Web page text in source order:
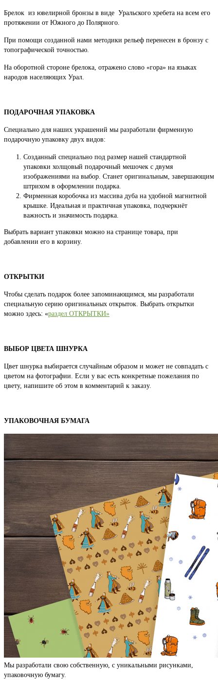
Брелок из ювелирной бронзы в виде Уральского хребета на всем его
протяжении от Южного до Полярного.
При помощи созданной нами методики рельеф перенесен в бронзу с
топографической точностью.
На оборотной стороне брелока, отражено слово «гора» на языках
народов населяющих Урал.
ПОДАРОЧНАЯ УПАКОВКА
Специально для наших украшений мы разработали фирменную
подарочную упаковку двух видов:
Созданный специально под размер нашей стандартной
упаковки холщовый подарочный мешочек с двумя
изображениями на выбор. Станет оригинальным, завершающим
штрихом в оформлении подарка.
Фирменная коробочка из массива дуба на удобной магнитной
крышке. Идеальная и практичная упаковка, подчеркнёт
важность и значимость подарка.
Выбрать вариант упаковки можно на странице товара, при
добавлении его в корзину.
ОТКРЫТКИ
Чтобы сделать подарок более запоминающимся, мы разработали
специальную серию оригинальных открыток. Выбрать открытки
можно здесь: «раздел ОТКРЫТКИ»
ВЫБОР ЦВЕТА ШНУРКА
Цвет шнурка выбирается случайным образом и может не совпадать с
цветом на фотографии. Если у вас есть конкретные пожелания по
цвету, напишите об этом в комментарий к заказу.
УПАКОВОЧНАЯ БУМАГА
Мы разработали свою собственную, с уникальными рисунками,
упаковочную бумагу.